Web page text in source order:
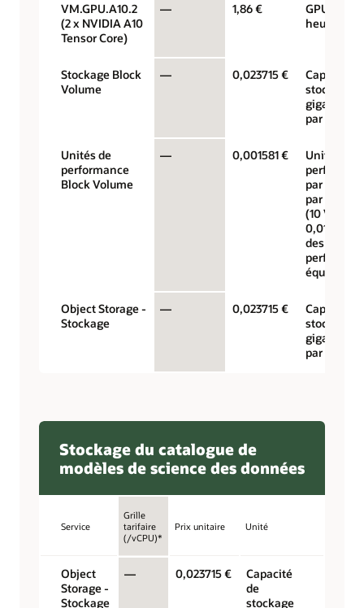
VM.GPU.A10.2
(2 x NVIDIA A10
Tensor Core)
— 1,86 €
GPU par
heure
Stockage Block
Volume
— 0,023715 €
Capacité
stockage
gigaoctets
par mois
Unités de
performance
Block Volume
— 0,001581 €
Unités de
par
par mois
(10 VPU à
0,017 $
des
Object Storage -
Stockage
— 0,023715 €
Capacité
stockage
gigaoctets
par mois
Stockage du catalogue de
modèles de science des données
Service
Grille
tarifaire
(/vCPU)*
Prix unitaire Unité
Object
Storage -
Stockage
— 0,023715 €
Capacité
de
stockage